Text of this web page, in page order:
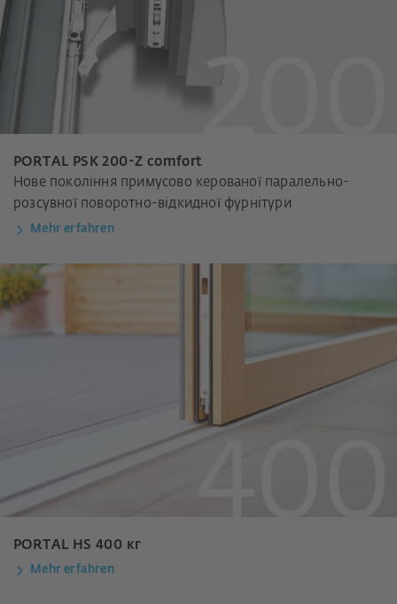
PORTAL PSK 200-Z comfort
Нове покоління примусово керованої паралельно-
розсувної поворотно-відкидної фурнітури
Mehr erfahren
PORTAL HS 400 кг
Mehr erfahren